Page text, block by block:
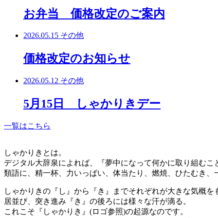
お弁当 価格改定のご案内
2026.05.15 その他
価格改定のお知らせ
2026.05.12 その他
5月15日 しゃかりきデー
一覧はこちら
しゃかりきとは。
デジタル大辞泉によれば、『夢中になって何かに取り組むこ
類語に、精一杯、力いっぱい、体当たり、燃焼、ひたむき、
しゃかりきの『し』から『き』までそれぞれが大きな気概を
居並び、突き進み『き』の後ろには様々な汗が滴る。
これこそ『しゃかりき』(ロゴ参照)の起源なのです。